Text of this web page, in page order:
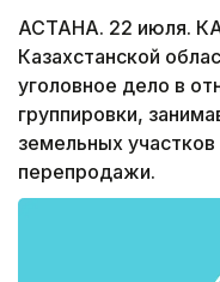
АСТАНА. 22 июля.
Казахстанской
уголовное дело в
группировки,
земельных
перепродажи.